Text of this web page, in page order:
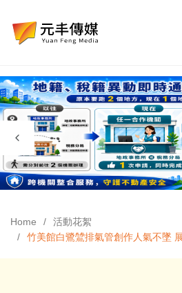
Home
活動花絮
竹美館白鷺鷥排氣管創作人氣不墜